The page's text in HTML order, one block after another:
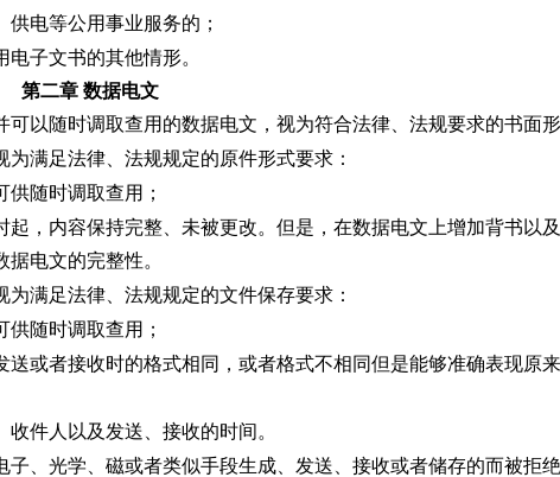
供电等公用事业服务的；
电子文书的其他情形。
第二章 数据电文
以随时调取查用的数据电文，视为符合法律、法规要求的书面形
满足法律、法规规定的原件形式要求：
供随时调取查用；
起，内容保持完整、未被更改。但是，在数据电文上增加背书以
电文的完整性。
满足法律、法规规定的文件保存要求：
供随时调取查用；
送或者接收时的格式相同，或者格式不相同但是能够准确表现原
收件人以及发送、接收的时间。
、光学、磁或者类似手段生成、发送、接收或者储存的而被拒绝